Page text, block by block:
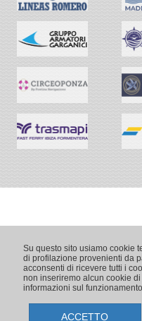
Su questo sito usiamo cookie
di profilazione provenienti da
acconsenti di ricevere tutti i
non inseriremo alcun cookie
informazioni sul
ACCETTO